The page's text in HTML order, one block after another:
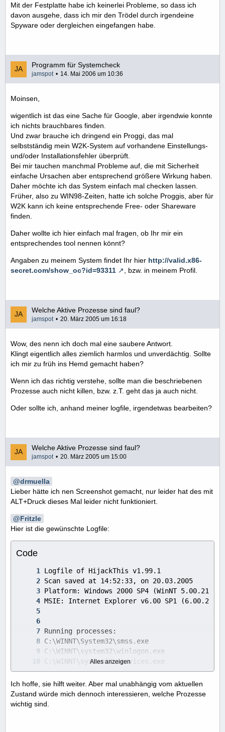
Mit der Festplatte habe ich keinerlei Probleme, so dass ich
davon ausgehe, dass ich mir den Trödel durch irgendeine
Spyware oder dergleichen eingefangen habe.
Programm für Systemcheck
jamspot 14. Mai 2006 um 10:36
Moinsen,
wigentlich ist das eine Sache für Google, aber irgendwie konnte
ich nichts brauchbares finden.
Und zwar brauche ich dringend ein Proggi, das mal
selbstständig mein W2K-System auf vorhandene Einstellungs-
und/oder Installationsfehler überprüft.
Bei mir tauchen manchmal Probleme auf, die mit Sicherheit
einfache Ursachen aber entsprechend größere Wirkung haben.
Daher möchte ich das System einfach mal checken lassen.
Früher, also zu WIN98-Zeiten, hatte ich solche Proggis, aber für
W2K kann ich keine entsprechende Free- oder Shareware
finden.
Daher wollte ich hier einfach mal fragen, ob Ihr mir ein
entsprechendes tool nennen könnt?
Angaben zu meinem System findet Ihr hier http://valid.x86-
secret.com/show_oc?id=93311
, bzw. in meinem Profil.
Welche Aktive Prozesse sind faul?
jamspot 20. März 2005 um 16:18
Wow, des nenn ich doch mal eine saubere Antwort.
Klingt eigentlich alles ziemlich harmlos und unverdächtig. Sollte
ich mir zu früh ins Hemd gemacht haben?
Wenn ich das richtig verstehe, sollte man die beschriebenen
Prozesse auch nicht killen, bzw. z.T. geht das ja auch nicht.
Oder sollte ich, anhand meiner logfile, irgendetwas bearbeiten?
Welche Aktive Prozesse sind faul?
jamspot 20. März 2005 um 15:00
drmuella
Lieber hätte ich nen Screenshot gemacht, nur leider hat des mit
ALT+Druck dieses Mal leider nicht funktioniert.
Fritzle
Hier ist die gewünschte Logfile:
Code
Alles anzeigen
Ich hoffe, sie hilft weiter. Aber mal unabhängig vom aktuellen
Zustand würde mich dennoch interessieren, welche Prozesse
wichtig sind.